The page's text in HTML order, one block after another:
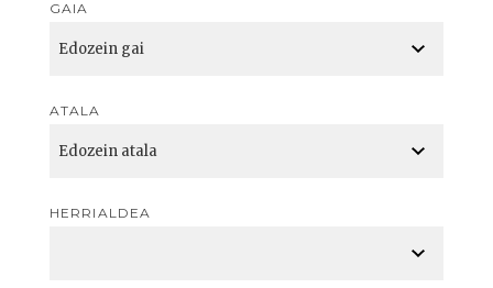
GAIA
ATALA
HERRIALDEA